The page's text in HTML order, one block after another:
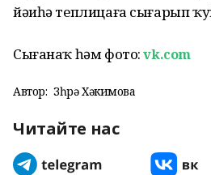
йәиһә теплицаға сығарып
Сығанаҡ һәм фото:vk.com
Автор: Зөһрә Хәкимова
Читайте нас